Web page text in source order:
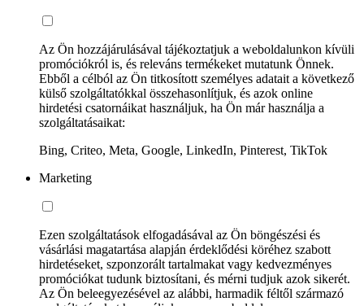
Az Ön hozzájárulásával tájékoztatjuk a weboldalunkon kívüli
promóciókról is, és releváns termékeket mutatunk Önnek.
Ebből a célból az Ön titkosított személyes adatait a következő
külső szolgáltatókkal összehasonlítjuk, és azok online
hirdetési csatornáikat használjuk, ha Ön már használja a
szolgáltatásaikat:
Bing, Criteo, Meta, Google, LinkedIn, Pinterest, TikTok
Marketing
Ezen szolgáltatások elfogadásával az Ön böngészési és
vásárlási magatartása alapján érdeklődési köréhez szabott
hirdetéseket, szponzorált tartalmakat vagy kedvezményes
promóciókat tudunk biztosítani, és mérni tudjuk azok sikerét.
Az Ön beleegyezésével az alábbi, harmadik féltől származó